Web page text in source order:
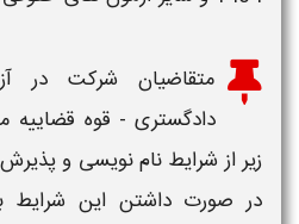
متقاضیان شرکت در
دادگستری - قوه قضاییه
زیر از شرایط نام نویسی و
در صورت داشتن این شرایط